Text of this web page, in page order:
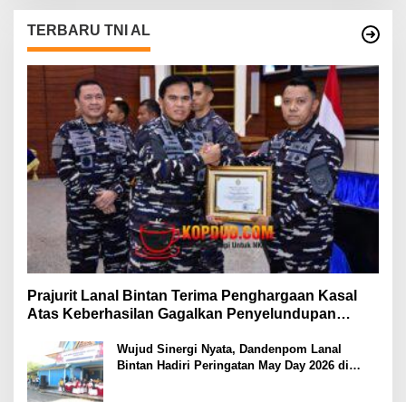
TERBARU TNI AL
Prajurit Lanal Bintan Terima Penghargaan Kasal
Atas Keberhasilan Gagalkan Penyelundupan
Wujud Sinergi Nyata, Dandenpom Lanal
Bintan Hadiri Peringatan May Day 2026 di